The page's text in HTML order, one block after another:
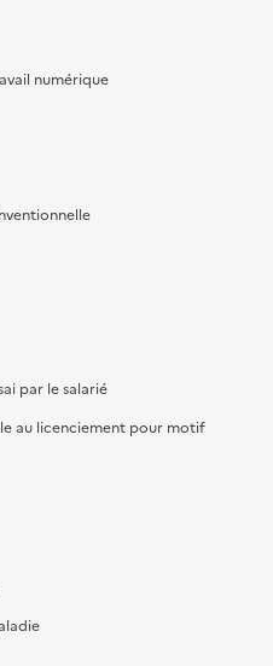
numérique
par le salarié
au licenciement pour motif